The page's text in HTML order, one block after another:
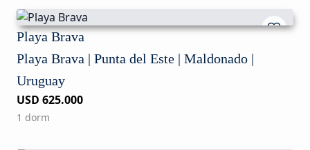
Playa Brava
Playa Brava | Punta del Este | Maldonado |
Uruguay
USD 625.000
1 dorm